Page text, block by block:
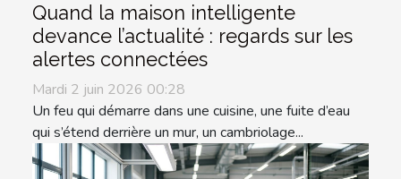
Quand la maison intelligente
devance l’actualité : regards sur les
alertes connectées
Mardi 2 juin 2026 00:28
Un feu qui démarre dans une cuisine, une fuite d’eau
qui s’étend derrière un mur, un cambriolage...